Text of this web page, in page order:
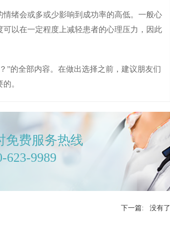
绪会或多或少影响到成功率的高低。一般心
以在一定程度上减轻患者的心理压力，因此
”的全部内容。在做出选择之前，建议朋友们
。
免费服务热线
623-9989
下一篇: 没有了